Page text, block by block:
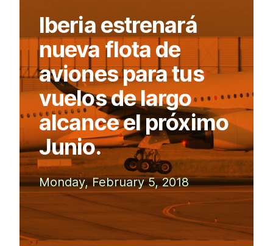
Iberia estrenará
nueva flota de
aviones para tus
vuelos de largo
alcance el próximo
Junio.
Monday, February 5, 2018